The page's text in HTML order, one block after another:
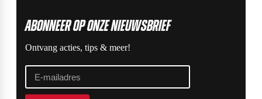
ABonneer op onze nieuwsbrief
Ontvang acties, tips & meer!